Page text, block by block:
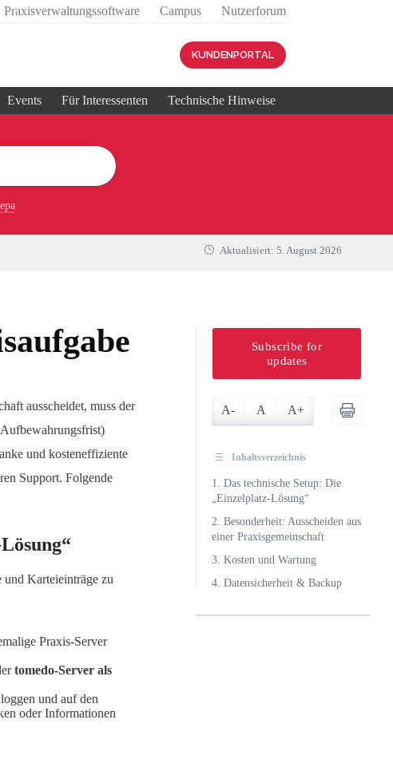
Praxisverwaltungssoftware Campus Nutzerforum
KUNDENPORTAL
Events Für Interessenten Technische Hinweise
epa
Aktualisiert: 5. August 2026
ausscheidet, muss der
und kosteneffiziente
Support. Folgende
Karteieinträge zu
Praxis-Server
tomedo-Server als
und auf den
oder Informationen
Subscribe for
updates
A- A A+
Inhaltsverzeichnis
1. Das technische Setup: Die
„Einzelplatz-Lösung“
2. Besonderheit: Ausscheiden aus
einer Praxisgemeinschaft
3. Kosten und Wartung
4. Datensicherheit & Backup